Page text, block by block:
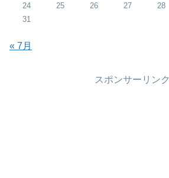
24
25 26 27 28
31
« 7月
スポンサーリンク